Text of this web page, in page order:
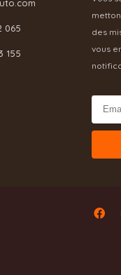
065
155
des
vous